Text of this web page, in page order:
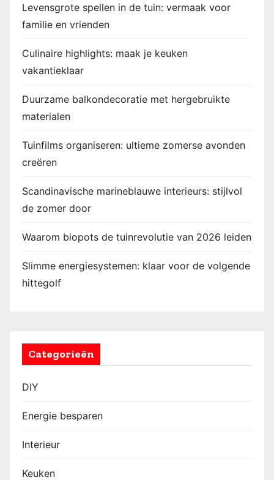
r
i
n
g
Levensgrote spellen in de tuin: vermaak voor
familie en vrienden
Culinaire highlights: maak je keuken
vakantieklaar
Duurzame balkondecoratie met hergebruikte
materialen
Tuinfilms organiseren: ultieme zomerse avonden
creëren
Scandinavische marineblauwe interieurs: stijlvol
de zomer door
Waarom biopots de tuinrevolutie van 2026 leiden
Slimme energiesystemen: klaar voor de volgende
hittegolf
Categorieën
DIY
Energie besparen
Interieur
Keuken